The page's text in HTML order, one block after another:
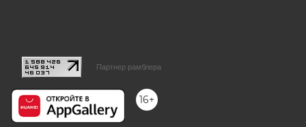
Партнер рамблера
16+